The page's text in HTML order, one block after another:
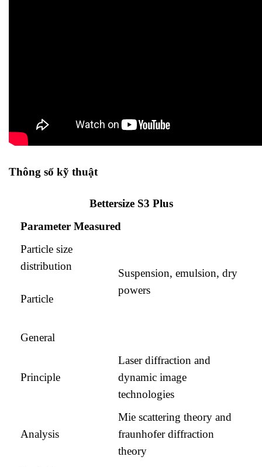
Thông số kỹ thuật
Bettersize S3 Plus
Parameter Measured
Particle size
distribution
Particle
Suspension, emulsion, dry
powers
General
Principle
Laser diffraction and
dynamic image
technologies
Analysis
Mie scattering theory and
fraunhofer diffraction
theory